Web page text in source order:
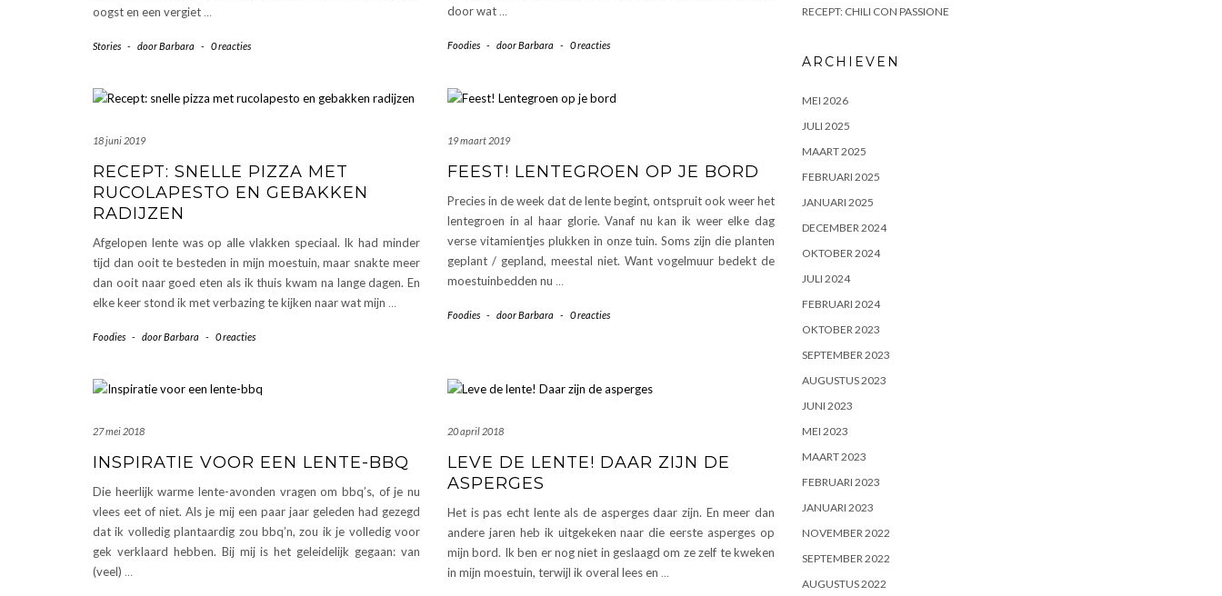
oogst en een vergiet …
Stories - doorBarbara - 0 reacties
door wat …
Foodies - doorBarbara - 0 reacties
18 juni 2019
RECEPT: SNELLE PIZZA MET
RUCOLAPESTO EN GEBAKKEN
RADIJZEN
Afgelopen lente was op alle vlakken speciaal. Ik had minder
tijd dan ooit te besteden in mijn moestuin, maar snakte meer
dan ooit naar goed eten als ik thuis kwam na lange dagen. En
elke keer stond ik met verbazing te kijken naar wat mijn …
Foodies - doorBarbara - 0 reacties
19 maart 2019
FEEST! LENTEGROEN OP JE BORD
Precies in de week dat de lente begint, ontspruit ook weer het
lentegroen in al haar glorie. Vanaf nu kan ik weer elke dag
verse vitamientjes plukken in onze tuin. Soms zijn die planten
geplant / gepland, meestal niet. Want vogelmuur bedekt de
moestuinbedden nu …
Foodies - doorBarbara - 0 reacties
27 mei 2018
INSPIRATIE VOOR EEN LENTE-BBQ
Die heerlijk warme lente-avonden vragen om bbq’s, of je nu
vlees eet of niet. Als je mij een paar jaar geleden had gezegd
dat ik volledig plantaardig zou bbq’n, zou ik je volledig voor
gek verklaard hebben. Bij mij is het geleidelijk gegaan: van
(veel) …
20 april 2018
LEVE DE LENTE! DAAR ZIJN DE
ASPERGES
Het is pas echt lente als de asperges daar zijn. En meer dan
andere jaren heb ik uitgekeken naar die eerste asperges op
mijn bord. Ik ben er nog niet in geslaagd om ze zelf te kweken
in mijn moestuin, terwijl ik overal lees en …
RECEPT: CHILI CON PASSIONE
ARCHIEVEN
MEI 2026
JULI 2025
MAART 2025
FEBRUARI 2025
JANUARI 2025
DECEMBER 2024
OKTOBER 2024
JULI 2024
FEBRUARI 2024
OKTOBER 2023
SEPTEMBER 2023
AUGUSTUS 2023
JUNI 2023
MEI 2023
MAART 2023
FEBRUARI 2023
JANUARI 2023
NOVEMBER 2022
SEPTEMBER 2022
AUGUSTUS 2022